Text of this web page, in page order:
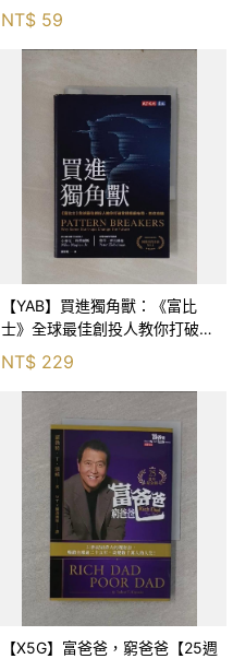
術，教你每年獲利30%、35歲
走遍全世界_Dr. Selena 楊倩琳
NT$ 59
【YAB】買進獨角獸：《富比
士》全球最佳創投人教你打破常
規提前布局，抓住商機_小麥
克．梅普爾斯, 彼得．齊貝爾曼,
Mike Maples
NT$ 229
【X5G】富爸爸，窮爸爸【25週